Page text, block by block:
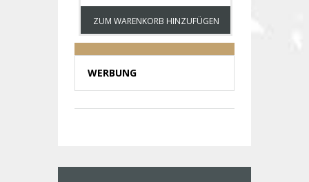
ZUM WARENKORB HINZUFÜGEN
WERBUNG